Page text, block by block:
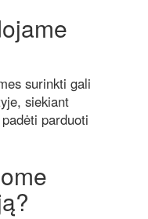
surinkti gali
siekiant
parduoti